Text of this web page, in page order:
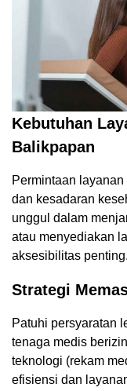
Kebutuhan
Balikpapan
Permintaan
dan kesadaran
unggul dalam
atau menyediakan
aksesibilitas penting.
Strategi
Patuhi persyaratan
tenaga medis
teknologi (rekam
efisiensi dan